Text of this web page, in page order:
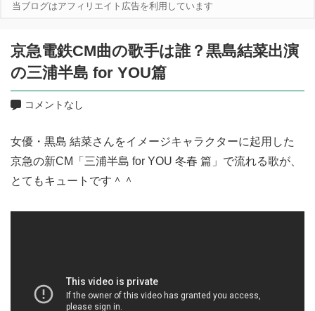
当ブログはアフィリエイト広告を利用しています
京急電鉄CM曲の歌手は誰？黒島結菜出演
の三浦半島 for YOU篇
コメントなし
女優・黒島 結菜さんをイメージキャラクターに起用した
京急の新CM「三浦半島 for YOU 冬春 篇」で流れる歌が、
とてもキュートです＾＾